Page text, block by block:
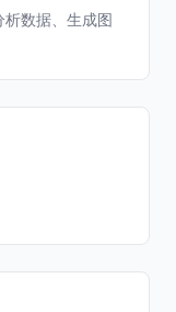
数据、生成图